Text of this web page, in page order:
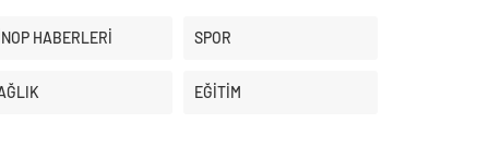
Üniversite Tercihleri İçin Öneriler
HABERLERİ SPOR
EĞİTİM